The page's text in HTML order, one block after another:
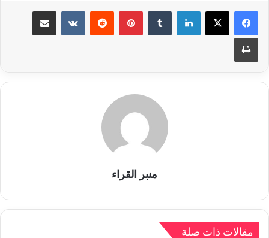
لينكدإن بينتيريست
طباعة
منبر القراء
مقالات ذات صلة